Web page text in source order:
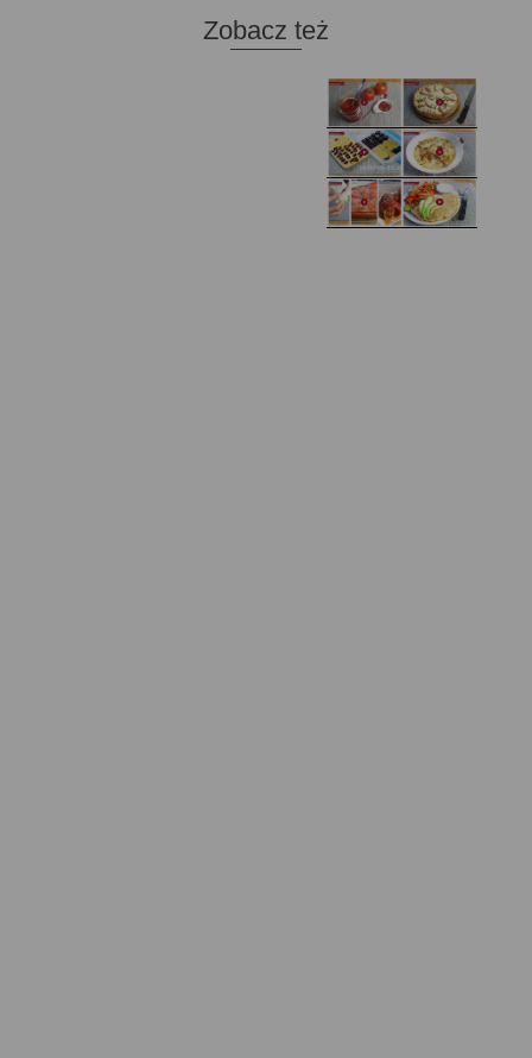
Zobacz też
Domowy ketchup (bez
cukru)
Tarta francuska z
cebulą i pomidorem
Domowe żelki
Zupa kurkowa z
selerem i pietruszką